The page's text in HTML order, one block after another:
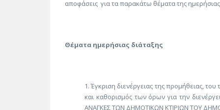
αποφάσεις για τα παρακάτω θέματα της ημερήσιας
Θέματα ημερήσιας διάταξης
Έγκριση διενέργειας της προμήθειας,
και καθορισμός των όρων για την
ΑΝΑΓΚΕΣ ΤΩΝ ΔΗΜΟΤΙΚΩΝ ΚΤΙΡΙΩΝ ΤΟΥ